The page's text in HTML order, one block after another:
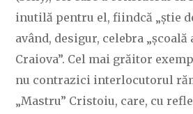
inutilă pentru el, fiindcă „știe
având, desigur, celebra
Craiova”. Cel mai grăitor
nu contrazici interlocutorul
„Mastru” Cristoiu, care, cu